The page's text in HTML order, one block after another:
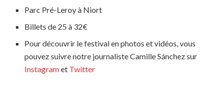
Parc Pré-Leroy à Niort
Billets de 25 à 32€
Pour découvrir le festival en photos et vidéos, vous
pouvez suivre notre journaliste Camille Sánchez sur
Instagramet Twitter